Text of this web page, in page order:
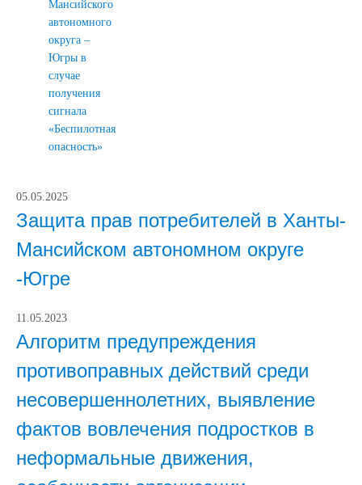
Мансийского
автономного
округа –
Югры в
случае
получения
сигнала
«Беспилотная
опасность»
05.05.2025
Защита прав потребителей в Ханты-
Мансийском автономном округе
-Югре
11.05.2023
Алгоритм предупреждения
противоправных действий среди
несовершеннолетних, выявление
фактов вовлечения подростков в
неформальные движения,